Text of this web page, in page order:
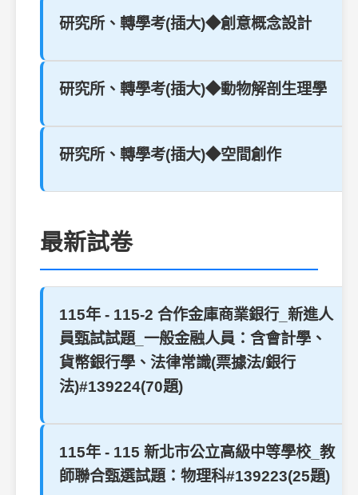
研究所、轉學考(插大)◆創意概念設計
研究所、轉學考(插大)◆動物解剖生理學
研究所、轉學考(插大)◆空間創作
最新試卷
115年 - 115-2 合作金庫商業銀行_新進人
員甄試試題_一般金融人員：含會計學、
貨幣銀行學、法律常識(票據法/銀行
法)#139224(70題)
115年 - 115 新北市公立高級中等學校_教
師聯合甄選試題：物理科#139223(25題)